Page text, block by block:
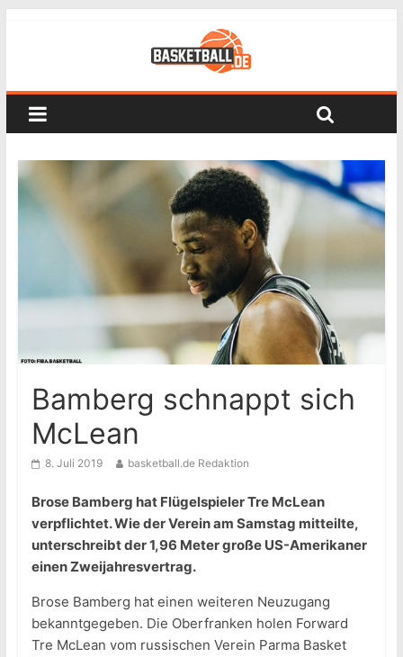
Bamberg schnappt sich
McLean
8. Juli 2019 basketball.de Redaktion
Brose Bamberg hat Flügelspieler Tre McLean
verpflichtet. Wie der Verein am Samstag mitteilte,
unterschreibt der 1,96 Meter große US-Amerikaner
einen Zweijahresvertrag.
Brose Bamberg hat einen weiteren Neuzugang
bekanntgegeben. Die Oberfranken holen Forward
Tre McLean vom russischen Verein Parma Basket